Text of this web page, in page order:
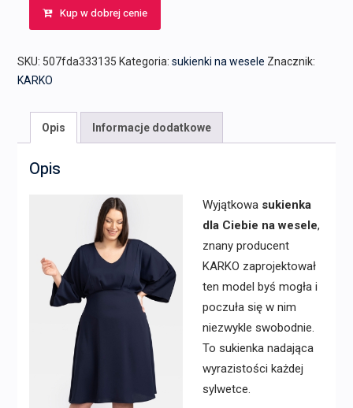
Kup w dobrej cenie
SKU: 507fda333135 Kategoria: sukienki na wesele Znacznik:
KARKO
Opis Informacje dodatkowe
Opis
Wyjątkowa sukienka
dla Ciebie na wesele,
znany producent
KARKO zaprojektował
ten model byś mogła i
poczuła się w nim
niezwykle swobodnie.
To sukienka nadająca
wyrazistości każdej
sylwetce.